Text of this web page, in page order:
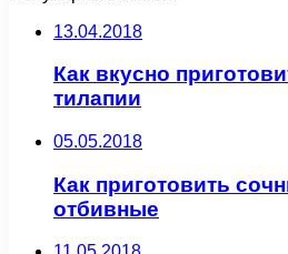
13.04.2018
Как вкусно
тилапии
05.05.2018
Как приготовить
отбивные